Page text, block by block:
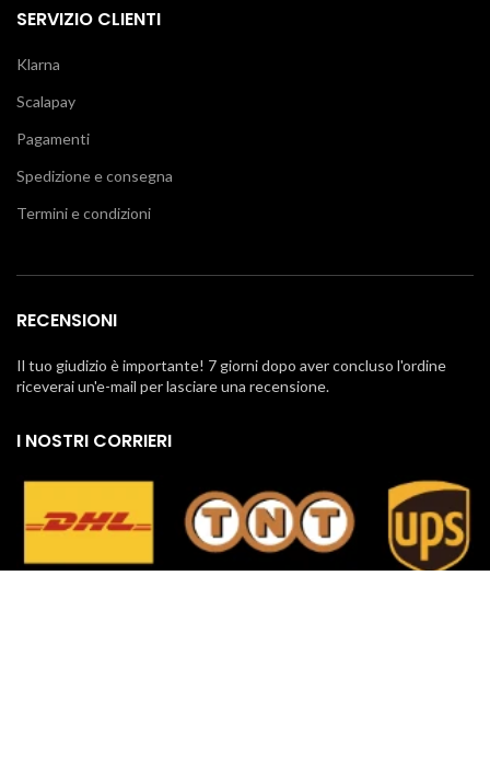
SERVIZIO CLIENTI
Klarna
Scalapay
Pagamenti
Spedizione e consegna
Termini e condizioni
RECENSIONI
Il tuo giudizio è importante! 7 giorni dopo aver concluso l'ordine
riceverai un'e-mail per lasciare una recensione.
I NOSTRI CORRIERI